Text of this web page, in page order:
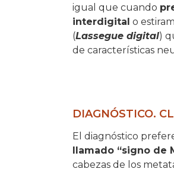
igual que cuando
interdigital o
(Lassegue digital)
de características
DIAGNÓSTICO.
El diagnóstico
llamado “signo de
cabezas de los